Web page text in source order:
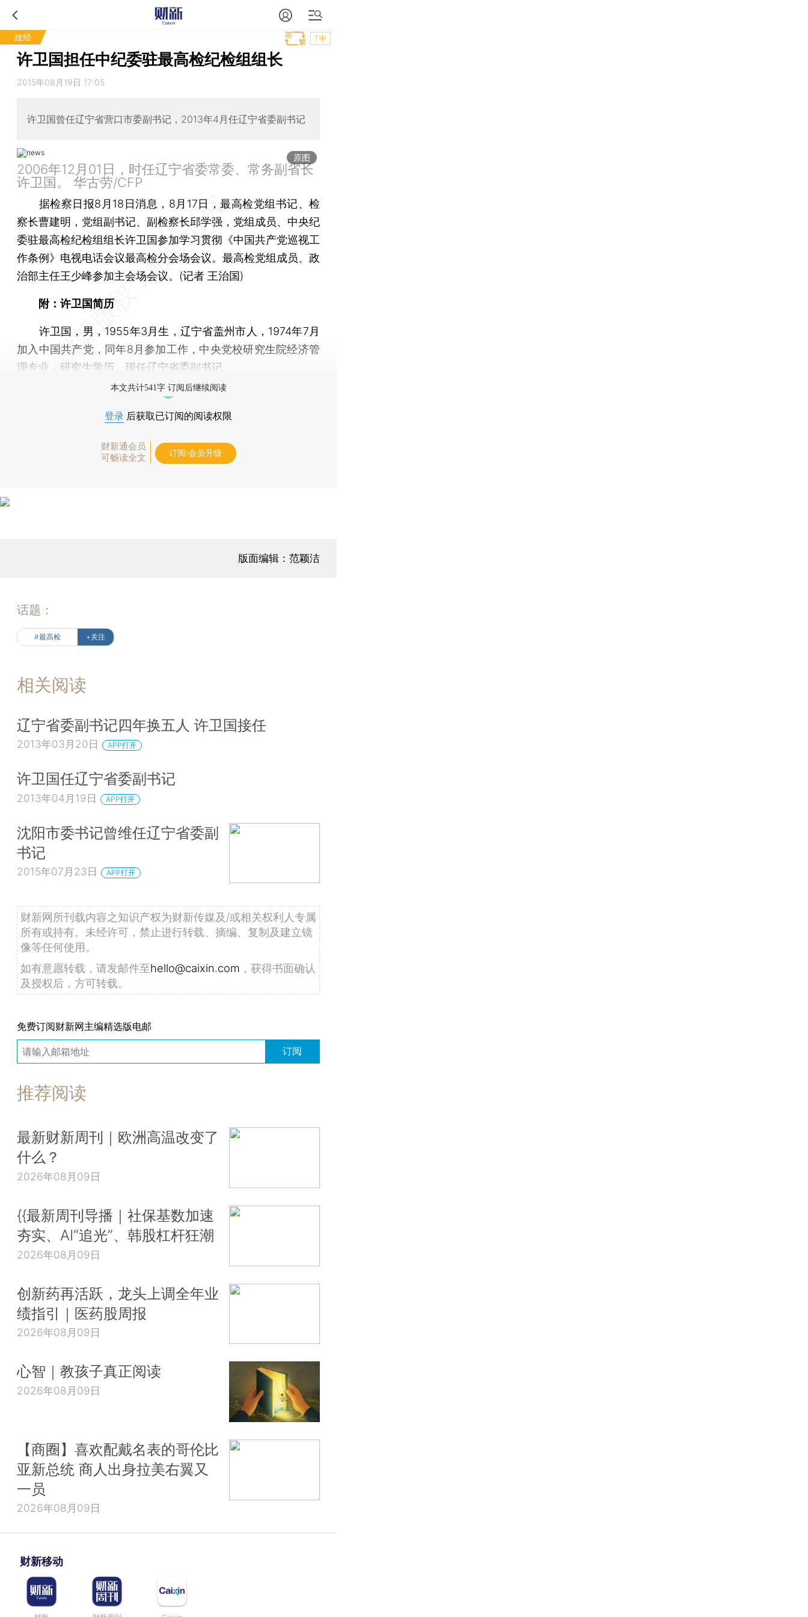
政经 T中
许卫国担任中纪委驻最高检纪检组组长
2015年08月19日 17:05
许卫国曾任辽宁省营口市委副书记，2013年4月任辽宁省委副书记
原图
2006年12月01日，时任辽宁省委常委、常务副省长
许卫国。 华古劳/CFP
据检察日报8月18日消息，8月17日，最高检党组书记、检
察长曹建明，党组副书记、副检察长邱学强，党组成员、中央纪
委驻最高检纪检组组长许卫国参加学习贯彻《中国共产党巡视工
作条例》电视电话会议最高检分会场会议。最高检党组成员、政
治部主任王少峰参加主会场会议。(记者 王治国)
附：许卫国简历
许卫国，男，1955年3月生，辽宁省盖州市人，1974年7月
加入中国共产党，同年8月参加工作，中央党校研究生院经济管
理专业，研究生学历。现任辽宁省委副书记。
本文共计541字 订阅后继续阅读
登录 后获取已订阅的阅读权限
财新通会员
可畅读全文
订阅/会员升级
版面编辑：范颖洁
话题：
#最高检 +关注
相关阅读
辽宁省委副书记四年换五人 许卫国接任
2013年03月20日 APP打开
许卫国任辽宁省委副书记
2013年04月19日 APP打开
沈阳市委书记曾维任辽宁省委副
书记
2015年07月23日 APP打开
财新网所刊载内容之知识产权为财新传媒及/或相关权利人专属
所有或持有。未经许可，禁止进行转载、摘编、复制及建立镜
像等任何使用。
如有意愿转载，请发邮件至hello@caixin.com ，获得书面确认
及授权后，方可转载。
免费订阅财新网主编精选版电邮
订阅
推荐阅读
最新财新周刊｜欧洲高温改变了
什么？
2026年08月09日
{{最新周刊导播｜社保基数加速
夯实、AI“追光”、韩股杠杆狂潮
2026年08月09日
创新药再活跃，龙头上调全年业
绩指引｜医药股周报
2026年08月09日
心智｜教孩子真正阅读
2026年08月09日
【商圈】喜欢配戴名表的哥伦比
亚新总统 商人出身拉美右翼又
一员
2026年08月09日
财新移动